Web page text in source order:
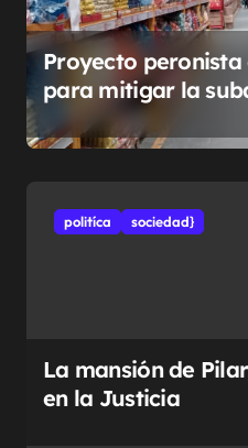
Proyecto peronista
para mitigar la
municipales
politíca sociedad}
La mansión de
en la Justicia